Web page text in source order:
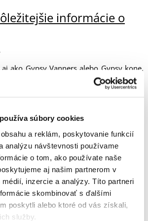
súbory cookies
a reklám, poskytovanie funkcií
analýzu návštevnosti používame
o tom, ako používate naše
aj našim partnerom v
inzercie a analýzy. Títo partneri
skombinovať s ďalšími
poskytli alebo ktoré od vás získali,
služby.
informácie o
ako Gypsy Vanners alebo Gypsy kone,
jedinečný vzhľad vrátane nadýchaných
priťahuje pozornosť mnohých ľudí
decaocto) -
ktorá sa stala